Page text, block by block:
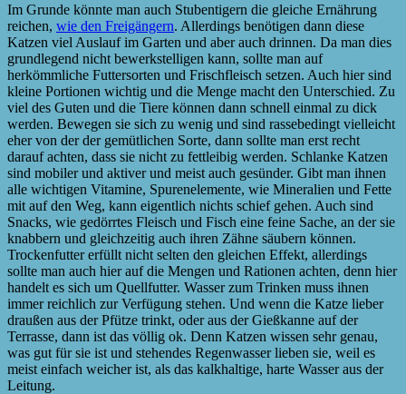
Im Grunde könnte man auch Stubentigern die gleiche Ernährung
reichen, wie den Freigängern. Allerdings benötigen dann diese
Katzen viel Auslauf im Garten und aber auch drinnen. Da man dies
grundlegend nicht bewerkstelligen kann, sollte man auf
herkömmliche Futtersorten und Frischfleisch setzen. Auch hier sind
kleine Portionen wichtig und die Menge macht den Unterschied. Zu
viel des Guten und die Tiere können dann schnell einmal zu dick
werden. Bewegen sie sich zu wenig und sind rassebedingt vielleicht
eher von der der gemütlichen Sorte, dann sollte man erst recht
darauf achten, dass sie nicht zu fettleibig werden. Schlanke Katzen
sind mobiler und aktiver und meist auch gesünder. Gibt man ihnen
alle wichtigen Vitamine, Spurenelemente, wie Mineralien und Fette
mit auf den Weg, kann eigentlich nichts schief gehen. Auch sind
Snacks, wie gedörrtes Fleisch und Fisch eine feine Sache, an der sie
knabbern und gleichzeitig auch ihren Zähne säubern können.
Trockenfutter erfüllt nicht selten den gleichen Effekt, allerdings
sollte man auch hier auf die Mengen und Rationen achten, denn hier
handelt es sich um Quellfutter. Wasser zum Trinken muss ihnen
immer reichlich zur Verfügung stehen. Und wenn die Katze lieber
draußen aus der Pfütze trinkt, oder aus der Gießkanne auf der
Terrasse, dann ist das völlig ok. Denn Katzen wissen sehr genau,
was gut für sie ist und stehendes Regenwasser lieben sie, weil es
meist einfach weicher ist, als das kalkhaltige, harte Wasser aus der
Leitung.